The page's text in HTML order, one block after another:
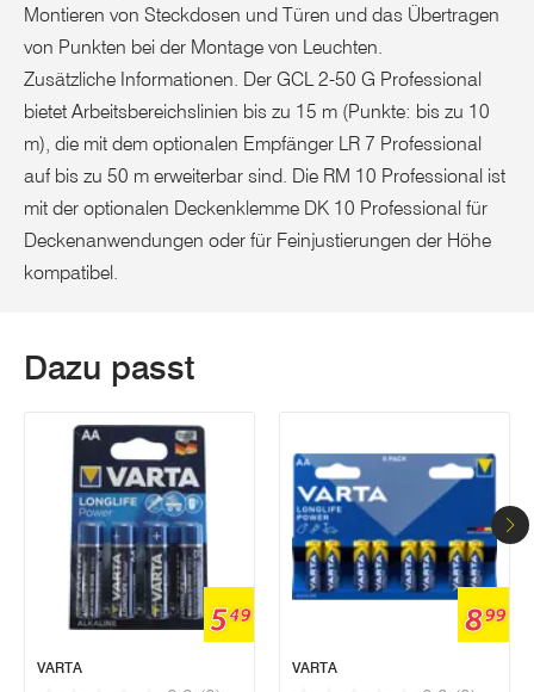
Montieren von Steckdosen und Türen und das Übertragen
von Punkten bei der Montage von Leuchten.
Zusätzliche Informationen. Der GCL 2-50 G Professional
bietet Arbeitsbereichslinien bis zu 15 m (Punkte: bis zu 10
m), die mit dem optionalen Empfänger LR 7 Professional
auf bis zu 50 m erweiterbar sind. Die RM 10 Professional ist
mit der optionalen Deckenklemme DK 10 Professional für
Deckenanwendungen oder für Feinjustierungen der Höhe
kompatibel.
Dazu passt
549
VARTA
899
VARTA